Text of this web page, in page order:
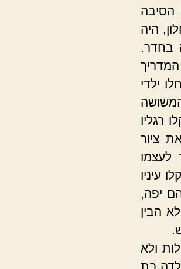
היה
בחדר.
ילדי
רגליו
ציור
לעצמו
עיניו
יפה,
הבין
ולא
בת